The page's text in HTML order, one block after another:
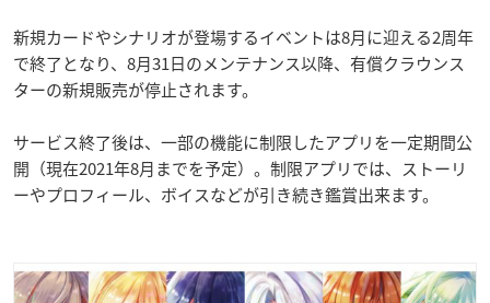
新規カードやシナリオが登場するイベントは8月に迎える2周年
で終了となり、8月31日のメンテナンス以降、有償クラウンス
ターの新規販売が停止されます。
サービス終了後は、一部の機能に制限したアプリを一定期間公
開（現在2021年8月までを予定）。制限アプリでは、ストーリ
ーやプロフィール、ボイスなどが引き続き鑑賞出来ます。